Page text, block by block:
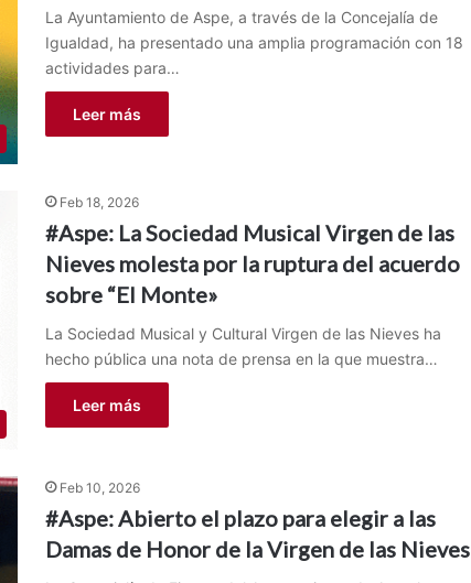
La Ayuntamiento de Aspe, a través de la Concejalía de
Igualdad, ha presentado una amplia programación con 18
actividades para…
Leer más
Feb 18, 2026
#Aspe: La Sociedad Musical Virgen de las
Nieves molesta por la ruptura del acuerdo
sobre “El Monte»
La Sociedad Musical y Cultural Virgen de las Nieves ha
hecho pública una nota de prensa en la que muestra…
Leer más
Feb 10, 2026
#Aspe: Abierto el plazo para elegir a las
Damas de Honor de la Virgen de las Nieves